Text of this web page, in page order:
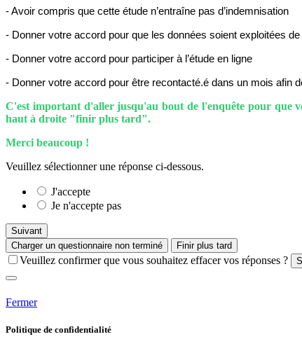
- Avoir compris que cette étude n’entraîne pas d’indemnisation
- Donner votre accord pour que les données soient exploitées
- Donner votre accord pour participer à l’étude en ligne
- Donner votre accord pour être recontacté.é dans un mois afin
C'est important d'aller jusqu'au bout de l'enquête pour que
haut à droite "finir plus tard".
Merci beaucoup !
Veuillez sélectionner une réponse ci-dessous.
J'accepte
Je n'accepte pas
Suivant
Charger un questionnaire non terminé
Finir plus tard
Veuillez confirmer que vous souhaitez effacer vos réponses ?
Fermer
Politique de confidentialité